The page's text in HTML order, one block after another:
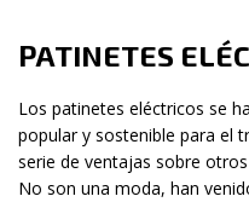
PATINETES
Los patinetes eléctricos se
popular y sostenible para el
serie de ventajas sobre
No son una moda, han